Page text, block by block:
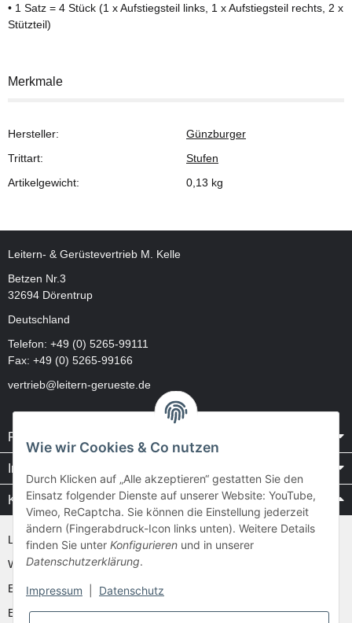
• 1 Satz = 4 Stück (1 x Aufstiegsteil links, 1 x Aufstiegsteil rechts, 2 x
Stützteil)
Merkmale
Hersteller:
Günzburger
Trittart:
Stufen
Artikelgewicht:
0,13 kg
Leitern- & Gerüstevertrieb M. Kelle
Betzen Nr.3
32694 Dörentrup
Deutschland
Telefon: +49 (0) 5265-99111
Fax: +49 (0) 5265-99166
vertrieb@leitern-gerueste.de
Rechtliches
Informationen
Kataloge / Videos
Layher Videos und Downloads
WAKÜ
Ernst
Euroline
Wie wir Cookies & Co nutzen
Durch Klicken auf „Alle akzeptieren“ gestatten Sie den
Einsatz folgender Dienste auf unserer Website: YouTube,
Vimeo, ReCaptcha. Sie können die Einstellung jederzeit
ändern (Fingerabdruck-Icon links unten). Weitere Details
finden Sie unter Konfigurieren und in unserer
Datenschutzerklärung.
Impressum Datenschutz